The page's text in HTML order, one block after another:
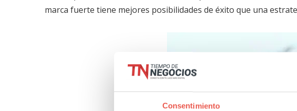
Consentimiento
marca fuerte tiene mejores posibilidades de éxito que una